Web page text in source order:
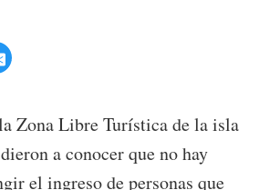
Zona Libre Turística de la isla
a conocer que no hay
el ingreso de personas que